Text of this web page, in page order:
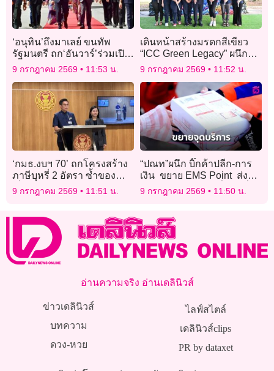
​‘อนุทิน’ถึงมาเลย์ ขนทัพ
รัฐมนตรี ถก‘อันวาร์’ร่วมเปิด
ด่านสะเดาแห่งใหม่
9 กรกฎาคม 2569 11:53 น.
เดินหน้าสร้างมรดกสีเขียว
“ICC Green Legacy” ผนึก
กำลัง “ทัพเรือภาคที่ 1” ร่วม
เก็บขยะชายหาด อนุรักษ์
ทะเลไทย
9 กรกฎาคม 2569 11:52 น.
‘กมธ.งบฯ 70’ ถกโครงสร้าง
ภาษีบุหรี่ 2 อัตรา ซ้ำของ
เถื่อนทะลักเข้าไทย ฉุดรายได้
รัฐกว่า 2 หมื่นล้านต่อปี
9 กรกฎาคม 2569 11:51 น.
“ปณท”ผนึก บิ๊กค้าปลีก-การ
เงิน ขยาย EMS Point ส่ง
ด่วนสุดสะดวก 5 หมื่นจุดทั่ว
ประเทศ
9 กรกฎาคม 2569 11:50 น.
อ่านความจริง อ่านเดลินิวส์
ข่าวเดลินิวส์
บทความ
ดวง-หวย
ไลฟ์สไตล์
เดลินิวส์clips
PR by dataxet